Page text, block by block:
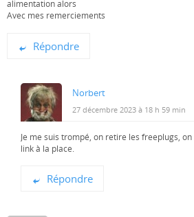
alimentation alors
Avec mes remerciements
Répondre
Norbert
27 décembre 2023 à 18 h 59 min
Je me suis trompé, on retire les freeplugs,
link à la place.
Répondre